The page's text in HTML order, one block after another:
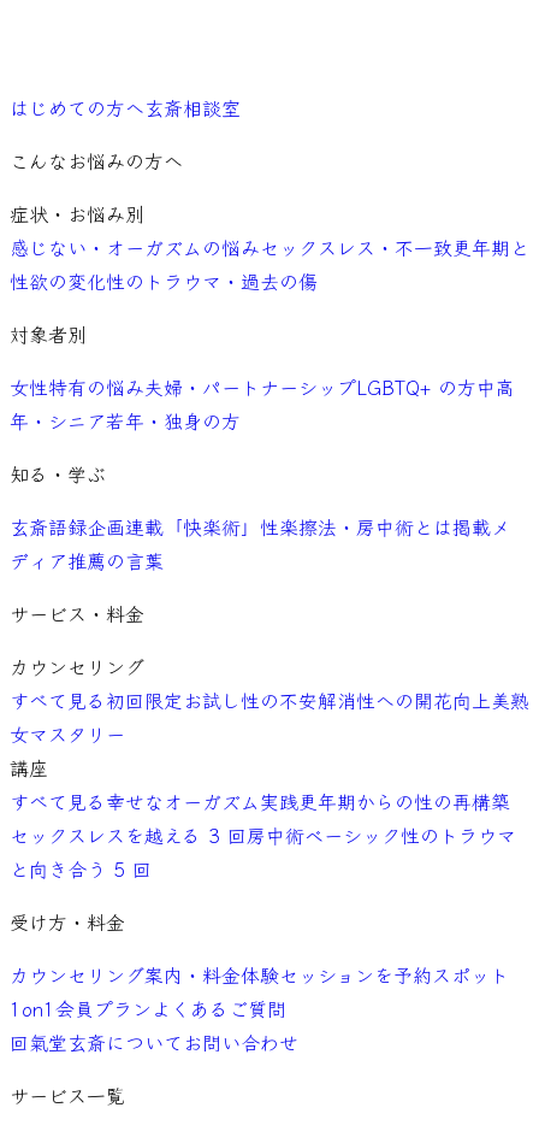
はじめての方へ玄斎相談室
こんなお悩みの方へ
症状・お悩み別
感じない・オーガズムの悩みセックスレス・不一致更年期と
性欲の変化性のトラウマ・過去の傷
対象者別
女性特有の悩み夫婦・パートナーシップLGBTQ+ の方中高
年・シニア若年・独身の方
知る・学ぶ
玄斎語録企画連載「快楽術」 性楽擦法・房中術とは掲載メ
ディア推薦の言葉
サービス・料金
カウンセリング
すべて見る 初回限定お試し性の不安解消性への開花向上美熟
女マスタリー
講座
すべて見る 幸せなオーガズム実践更年期からの性の再構築
セックスレスを越える 3 回房中術ベーシック性のトラウマ
と向き合う 5 回
受け方・料金
カウンセリング案内・料金体験セッションを予約スポット
1on1 会員プラン よくあるご質問
回氣堂玄斎について お問い合わせ
サービス一覧